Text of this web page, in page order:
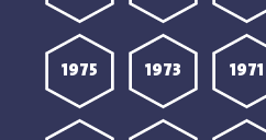
1971
1973
1975